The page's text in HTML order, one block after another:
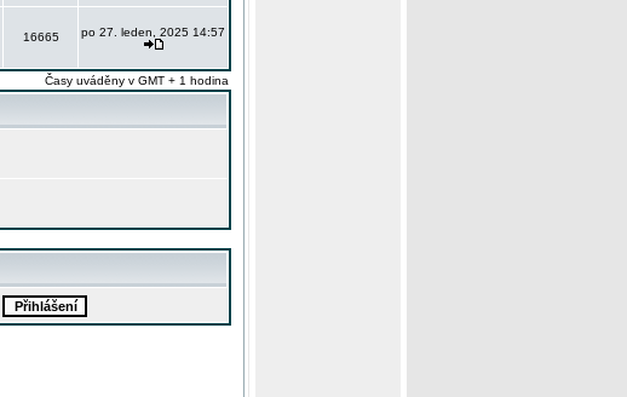
16665 po 27. leden, 2025 14:57
Časy uváděny v GMT + 1 hodina